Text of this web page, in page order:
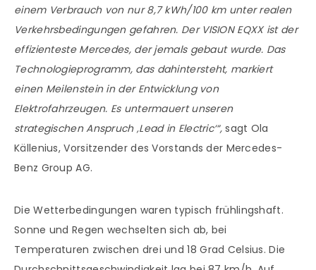
einem Verbrauch von nur 8,7 kWh/100 km unter realen
Verkehrsbedingungen gefahren. Der VISION EQXX ist der
effizienteste Mercedes, der jemals gebaut wurde. Das
Technologieprogramm, das dahintersteht, markiert
einen Meilenstein in der Entwicklung von
Elektrofahrzeugen. Es untermauert unseren
strategischen Anspruch ‚Lead in Electric‘“,sagt Ola
Källenius, Vorsitzender des Vorstands der Mercedes-
Benz Group AG.
Die Wetterbedingungen waren typisch frühlingshaft.
Sonne und Regen wechselten sich ab, bei
Temperaturen zwischen drei und 18 Grad Celsius. Die